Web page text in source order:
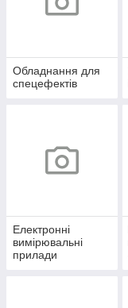
Обладнання для
спецефектів
Електронні
вимірювальні
прилади